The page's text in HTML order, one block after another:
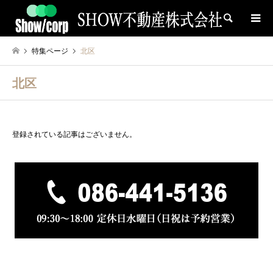
検索
特集ページ 北区
北区
登録されている記事はございません。